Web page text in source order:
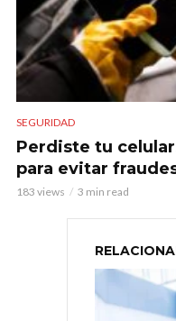
SEGURIDAD
Perdiste tu
para evitar
183 views 3 min read